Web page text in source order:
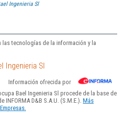
Ingenieria Sl
tecnologías de la información y la
Ingenieria Sl
Información ofrecida por
Bael Ingenieria Sl procede de la base de
D&B S.A.U. (S.M.E.). Más